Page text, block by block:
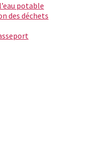
potable
des déchets